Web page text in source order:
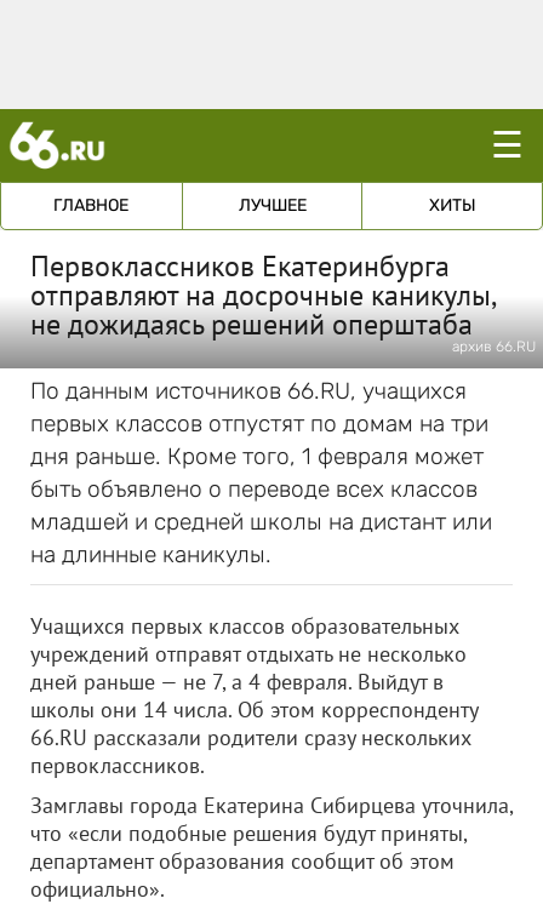
☰
ГЛАВНОЕ ЛУЧШЕЕ ХИТЫ
Первоклассников Екатеринбурга
отправляют на досрочные каникулы,
не дожидаясь решений оперштаба
архив 66.RU
По данным источников 66.RU, учащихся
первых классов отпустят по домам на три
дня раньше. Кроме того, 1 февраля может
быть объявлено о переводе всех классов
младшей и средней школы на дистант или
на длинные каникулы.
Учащихся первых классов образовательных
учреждений отправят отдыхать не несколько
дней раньше — не 7, а 4 февраля. Выйдут в
школы они 14 числа. Об этом корреспонденту
66.RU рассказали родители сразу нескольких
первоклассников.
Замглавы города Екатерина Сибирцева уточнила,
что «если подобные решения будут приняты,
департамент образования сообщит об этом
официально».